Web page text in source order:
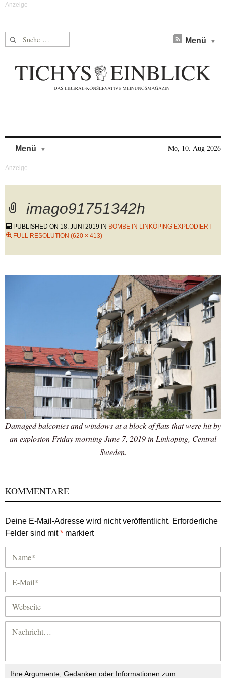
Suche nach: Menü
Menü Mo, 10. Aug 2026
imago91751342h
PUBLISHED ON 18. JUNI 2019 IN BOMBE IN LINKÖPING EXPLODIERT
FULL RESOLUTION (620 × 413)
Damaged balconies and windows at a block of flats that were hit by
an explosion Friday morning June 7, 2019 in Linkoping, Central
Sweden.
KOMMENTARE
Deine E-Mail-Adresse wird nicht veröffentlicht. Erforderliche
Felder sind mit* markiert
Ihre Argumente, Gedanken oder Informationen zum